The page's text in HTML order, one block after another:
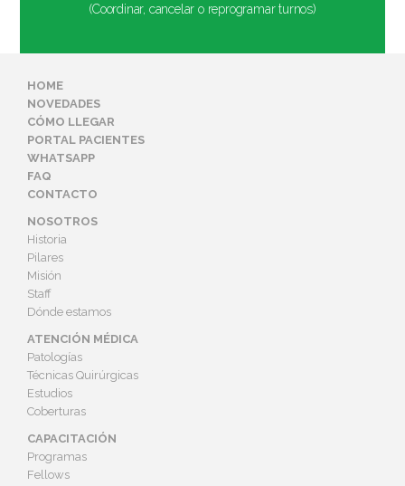
(Coordinar, cancelar o reprogramar turnos)
HOME
NOVEDADES
CÓMO LLEGAR
PORTAL PACIENTES
WHATSAPP
FAQ
CONTACTO
NOSOTROS
Historia
Pilares
Misión
Staff
Dónde estamos
ATENCIÓN MÉDICA
Patologías
Técnicas Quirúrgicas
Estudios
Coberturas
CAPACITACIÓN
Programas
Fellows